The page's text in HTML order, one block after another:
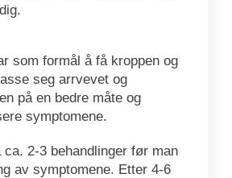
som formål å få kroppen og
seg arrvevet og
på en bedre måte og
symptomene.
2-3 behandlinger før man
av symptomene. Etter 4-6